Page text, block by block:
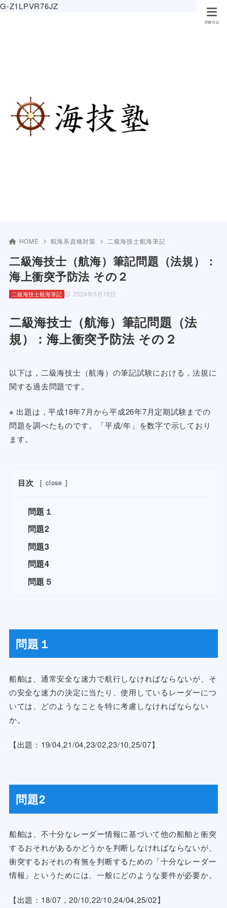
G-Z1LPVR76JZ
HOME 航海系資格対策 二級海技士航海筆記
二級海技士（航海）筆記問題（法規）：
海上衝突予防法 その２
2024年5月18日
二級海技士航海筆記
二級海技士（航海）筆記問題（法
規）：海上衝突予防法 その２
以下は，二級海技士（航海）の筆記試験における，法規に
関する過去問題です。
※ 出題は，平成18年7月から平成26年7月定期試験までの
問題を調べたものです。「平成/年」を数字で示しており
ます。
目次 [ close ]
問題１
問題2
問題3
問題4
問題５
問題１
船舶は、通常安全な速力で航行しなければならないが、そ
の安全な速力の決定に当たり、使用しているレーダーにつ
いては、どのようなことを特に考慮しなければならない
か。
【出題：19/04,21/04,23/02,23/10,25/07】
問題2
船舶は、不十分なレーダー情報に基づいて他の船舶と衝突
するおそれがあるかどうかを判断しなければならないが、
衝突するおそれの有無を判断するための「十分なレーダー
情報」というためには、一般にどのような要件が必要か。
【出題：18/07，20/10,22/10,24/04,25/02】